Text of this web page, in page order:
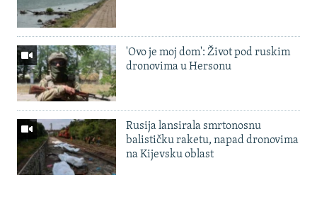
'Ovo je moj dom': Život pod ruskim
dronovima u Hersonu
Rusija lansirala smrtonosnu
balističku raketu, napad dronovima
na Kijevsku oblast